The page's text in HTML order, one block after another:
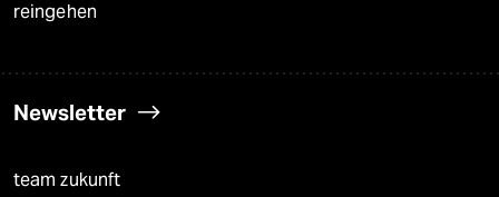
reingehen
Newsletter
team zukunft